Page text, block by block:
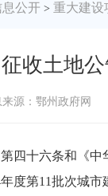
公开 > 重大建设
征收土地
源：鄂州政府网
十六条和《中
度第11批次城市